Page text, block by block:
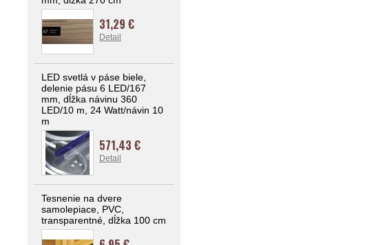
31,29 €
Detail
LED svetlá v páse biele,
delenie pásu 6 LED/167
mm, dĺžka návinu 360
LED/10 m, 24 Watt/návin 10
m
571,43 €
Detail
Tesnenie na dvere
samolepiace, PVC,
transparentné, dĺžka 100 cm